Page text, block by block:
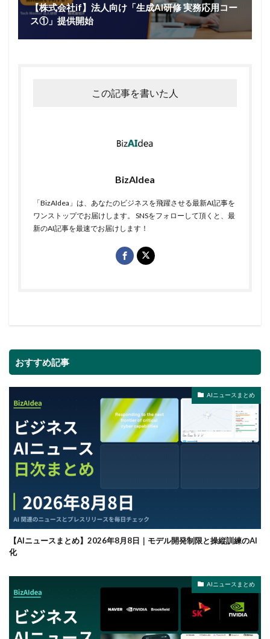
【株式会社if】法人向け「生成AI研修 実務応用コー
ス①」提供開始
この記事を書いた人
BizAIdea
「BizAIdea」は、あなたのビジネスを飛躍させる最新AI記事を
ワンストップでお届けします。 SNSをフォローして頂くと、最
新のAI記事を最速でお届けします！
おすすめ記事
AIニュースまとめ
【AIニュースまとめ】2026年8月8日｜モデル開発制限と操縦訓練のAI
化
AIニュースまとめ